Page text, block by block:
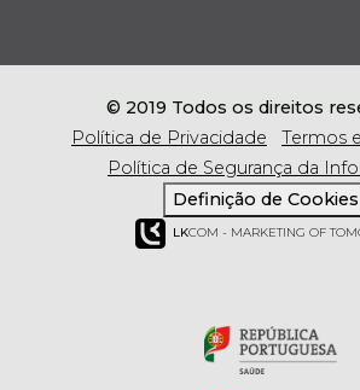
© 2019 Todos os direitos
Política de Privacidade
Termos
Política de Segurança da
Definição de Cookies
LKCOM - MARKETING OF